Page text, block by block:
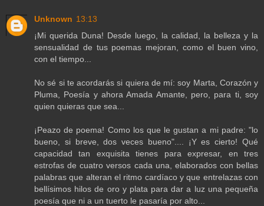
Unknown 13:13
¡Mi querida Duna! Desde luego, la calidad, la belleza y la
sensualidad de tus poemas mejoran, como el buen vino,
con el tiempo...
No sé si te acordarás si quiera de mí: soy Marta, Corazón y
Pluma, Poesía y ahora Amada Amante, pero, para ti, soy
quien quieras que sea...
¡Peazo de poema! Como los que le gustan a mi padre: "lo
bueno, si breve, dos veces bueno".... ¡Y es cierto! Qué
capacidad tan exquisita tienes para expresar, en tres
estrofas de cuatro versos cada una, elaborados con bellas
palabras que alteran el ritmo cardíaco y que entrelazas con
bellísimos hilos de oro y plata para dar a luz una pequeña
poesía que ni a un tuerto le pasaría por alto...